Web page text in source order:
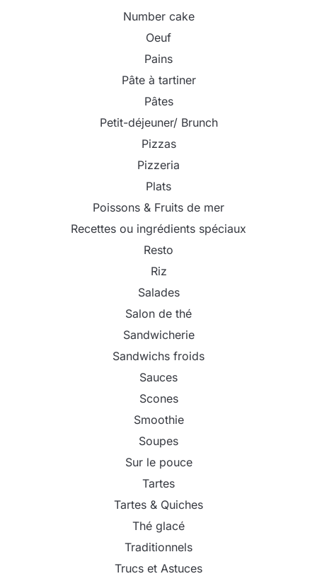
Number cake
Oeuf
Pains
Pâte à tartiner
Pâtes
Petit-déjeuner/ Brunch
Pizzas
Pizzeria
Plats
Poissons & Fruits de mer
Recettes ou ingrédients spéciaux
Resto
Riz
Salades
Salon de thé
Sandwicherie
Sandwichs froids
Sauces
Scones
Smoothie
Soupes
Sur le pouce
Tartes
Tartes & Quiches
Thé glacé
Traditionnels
Trucs et Astuces